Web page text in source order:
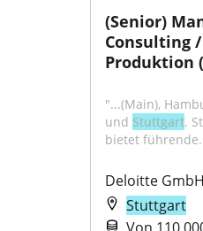
(Senior)
Consulting /
Produktion
"...(Main),
und Stuttgart.
bietet
Deloitte GmbH
Stuttgart